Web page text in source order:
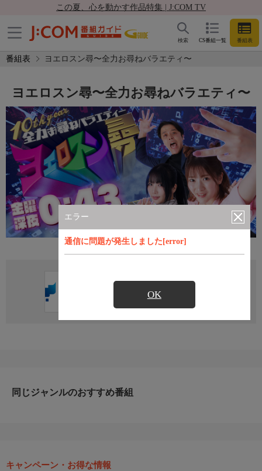
この夏、心を動かす作品特集 | J:COM TV
CS番組一覧 番組表
検索
番組表 ヨエロスン尋〜全力お尋ねバラエティ〜
エラー
通信に問題が発生しました[error]
OK
ヨエロスン尋〜全力お尋ねバラエティ〜
直近の放送予定はありません
同じジャンルのおすすめ番組
キャンペーン・お得な情報